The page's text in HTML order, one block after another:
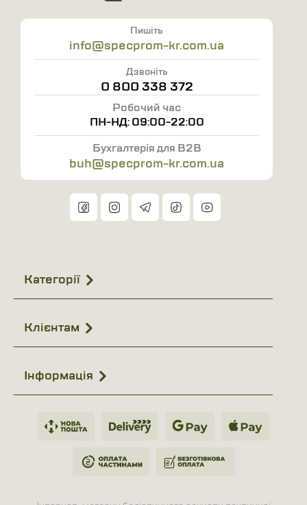
Пишіть
info@specprom-kr.com.ua
Дзвоніть
0 800 338 372
Робочий час
ПН-НД: 09:00-22:00
Бухгалтерія для B2B
buh@specprom-kr.com.ua
Категорії
Клієнтам
Інформація